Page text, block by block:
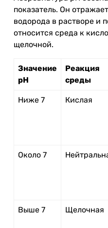
показатель. Он
водорода в растворе и
относится среда к
щелочной.
Значение
pH
Реакция
среды
Ниже 7 Кислая
Около 7
Выше 7 Щелочная